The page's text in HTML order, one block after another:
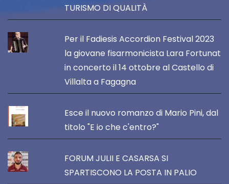
TURISMO DI QUALITÀ
Per il Fadiesis Accordion Festival 2023
la giovane fisarmonicista Lara Fortunat
in concerto il 14 ottobre al Castello di
Villalta a Fagagna
Esce il nuovo romanzo di Mario Pini, dal
titolo "E io che c'entro?"
FORUM JULII E CASARSA SI
SPARTISCONO LA POSTA IN PALIO